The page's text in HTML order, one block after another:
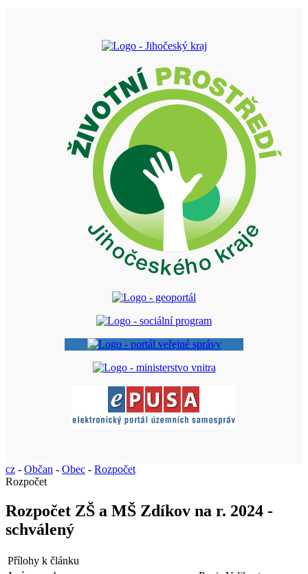
cz - Občan - Obec - Rozpočet
Rozpočet
Rozpočet ZŠ a MŠ Zdíkov na r. 2024 -
schválený
Přílohy k článku